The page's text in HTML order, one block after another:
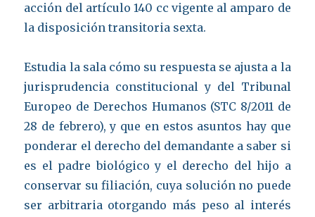
acción del artículo 140 cc vigente al amparo de
la disposición transitoria sexta.
Estudia la sala cómo su respuesta se ajusta a la
jurisprudencia constitucional y del Tribunal
Europeo de Derechos Humanos (STC 8/2011 de
28 de febrero), y que en estos asuntos hay que
ponderar el derecho del demandante a saber si
es el padre biológico y el derecho del hijo a
conservar su filiación, cuya solución no puede
ser arbitraria otorgando más peso al interés